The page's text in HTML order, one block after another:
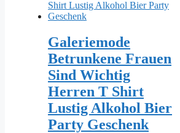
Galeriemode
Betrunkene Frauen
Sind Wichtig
Herren T Shirt
Lustig Alkohol Bier
Party Geschenk